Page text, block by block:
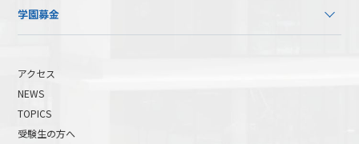
学園募金
アクセス
NEWS
TOPICS
受験生の方へ